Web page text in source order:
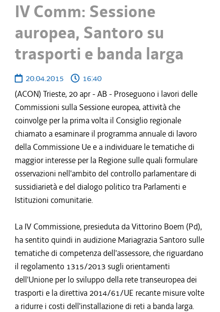
IV Comm: Sessione
auropea, Santoro su
trasporti e banda larga
20.04.2015
16:40
(ACON) Trieste, 20 apr - AB - Proseguono i lavori delle
Commissioni sulla Sessione europea, attività che
coinvolge per la prima volta il Consiglio regionale
chiamato a esaminare il programma annuale di lavoro
della Commissione Ue e a individuare le tematiche di
maggior interesse per la Regione sulle quali formulare
osservazioni nell'ambito del controllo parlamentare di
sussidiarietà e del dialogo politico tra Parlamenti e
Istituzioni comunitarie.
La IV Commissione, presieduta da Vittorino Boem (Pd),
ha sentito quindi in audizione Mariagrazia Santoro sulle
tematiche di competenza dell'assessore, che riguardano
il regolamento 1315/2013 sugli orientamenti
dell'Unione per lo sviluppo della rete transeuropea dei
trasporti e la direttiva 2014/61/UE recante misure volte
a ridurre i costi dell'installazione di reti a banda larga.